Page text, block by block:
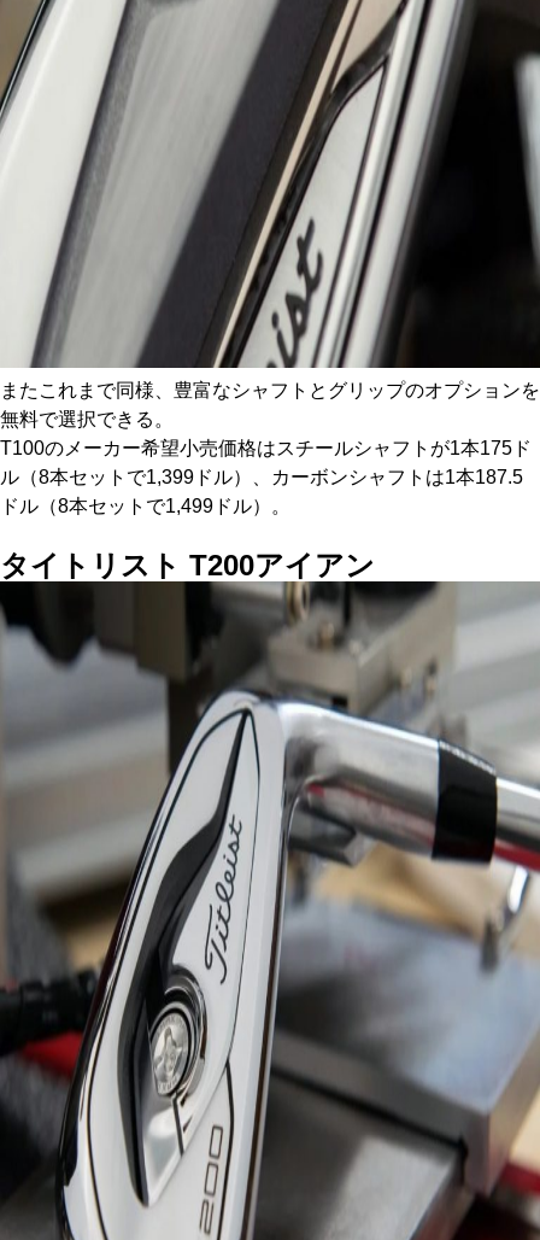
またこれまで同様、豊富なシャフトとグリップのオプションを
無料で選択できる。
T100のメーカー希望小売価格はスチールシャフトが1本175ド
ル（8本セットで1,399ドル）、カーボンシャフトは1本187.5
ドル（8本セットで1,499ドル）。
タイトリスト T200アイアン